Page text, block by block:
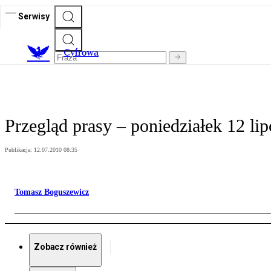
Serwisy
Cyfrowa
Przegląd prasy – poniedziałek 12
Publikacja: 12.07.2010 08:35
Tomasz Boguszewicz
Zobacz również